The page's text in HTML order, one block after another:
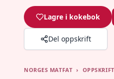
Lagre i kokebok
Del oppskrift
NORGES MATFAT ›